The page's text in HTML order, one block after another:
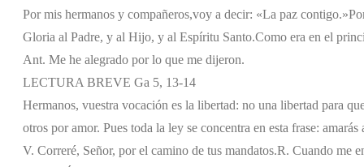
Por mis hermanos y compañeros,voy a decir: «La paz contigo.»
Gloria al Padre, y al Hijo, y al Espíritu Santo.Como era en el
Ant. Me he alegrado por lo que me dijeron.
LECTURA BREVE Ga 5, 13-14
Hermanos, vuestra vocación es la libertad: no una libertad para
otros por amor. Pues toda la ley se concentra en esta frase:
V. Correré, Señor, por el camino de tus mandatos.R. Cuando me